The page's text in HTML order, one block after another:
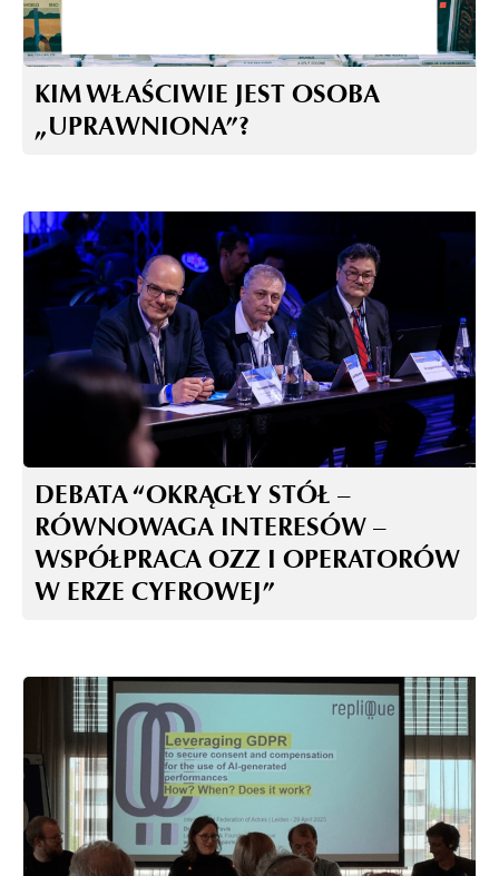
KIM WŁAŚCIWIE JEST OSOBA
„UPRAWNIONA”?
DEBATA “OKRĄGŁY STÓŁ –
RÓWNOWAGA INTERESÓW –
WSPÓŁPRACA OZZ I OPERATORÓW
W ERZE CYFROWEJ”